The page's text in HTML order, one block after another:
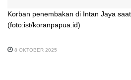
Korban penembakan di Intan Jaya
(foto:ist/koranpapua.id)
8 OKTOBER 2025